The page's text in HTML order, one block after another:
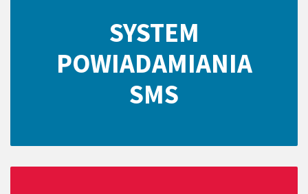
SYSTEM
POWIADAMIANIA
SMS